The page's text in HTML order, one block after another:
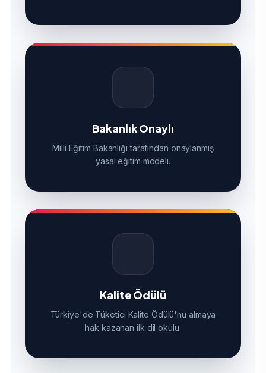
Bakanlık Onaylı
Milli Eğitim Bakanlığı tarafından onaylanmış
yasal eğitim modeli.
Kalite Ödülü
Türkiye'de Tüketici Kalite Ödülü'nü almaya
hak kazanan ilk dil okulu.